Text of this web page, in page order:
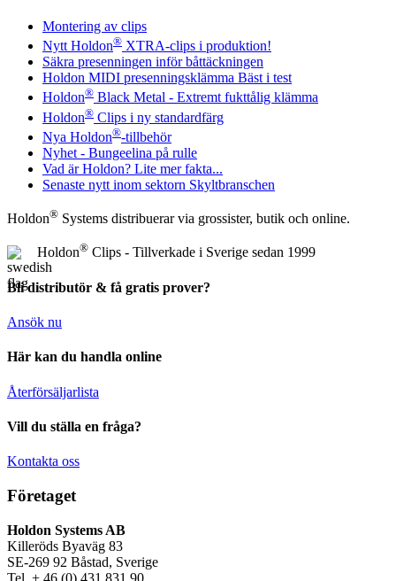
Montering av clips
Nytt Holdon® XTRA-clips i produktion!
Säkra presenningen inför båttäckningen
Holdon MIDI presenningsklämma Bäst i test
Holdon® Black Metal - Extremt fukttålig klämma
Holdon® Clips i ny standardfärg
Nya Holdon®-tillbehör
Nyhet - Bungeelina på rulle
Vad är Holdon? Lite mer fakta...
Senaste nytt inom sektorn Skyltbranschen
Holdon® Systems distribuerar via grossister, butik och online.
Holdon® Clips - Tillverkade i Sverige sedan 1999
Bli distributör & få gratis prover?
Ansök nu
Här kan du handla online
Återförsäljarlista
Vill du ställa en fråga?
Kontakta oss
Företaget
Holdon Systems AB
Killeröds Byaväg 83
SE-269 92 Båstad, Sverige
Tel. + 46 (0) 431 831 90